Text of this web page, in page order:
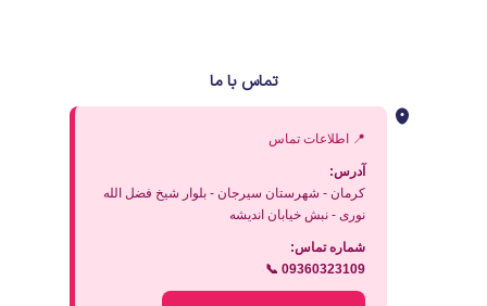
تماس با ما
📍 اطلاعات تماس
آدرس:
کرمان - شهرستان سیرجان - بلوار شیخ فضل الله
نوری - نبش خیابان اندیشه
شماره تماس:
📞 09360323109